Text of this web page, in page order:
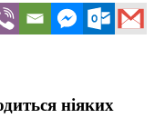
ніяких